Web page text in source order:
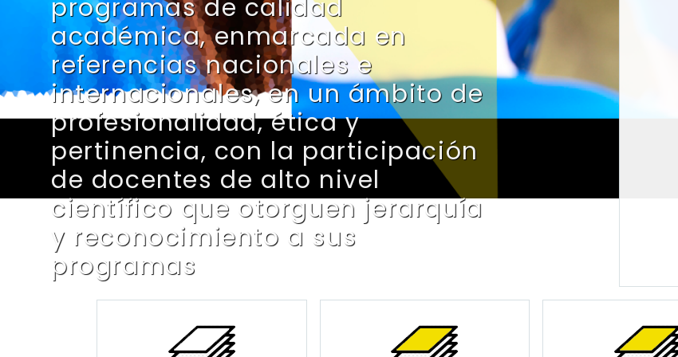
programas de calidad
académica, enmarcada en
referencias nacionales e
internacionales, en un ámbito de
profesionalidad, ética y
pertinencia, con la participación
de docentes de alto nivel
científico que otorguen jerarquía
y reconocimiento a sus
programas